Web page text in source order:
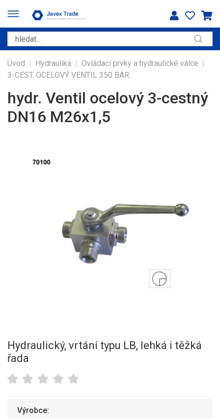
Úvod | Hydraulika | Ovládací prvky a hydraulické válce |
3-CEST. OCELOVÝ VENTIL 350 BAR
hydr. Ventil ocelový 3-cestný
DN16 M26x1,5
Hydraulický, vrtání typu LB, lehká i těžká
řada
Výrobce: